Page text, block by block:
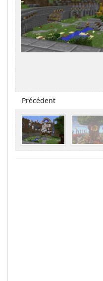
Précédent